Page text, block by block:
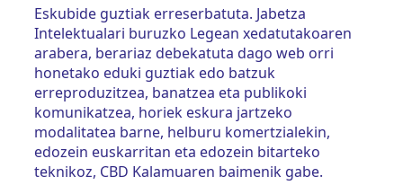
Eskubide guztiak erreserbatuta. Jabetza
Intelektualari buruzko Legean xedatutakoaren
arabera, berariaz debekatuta dago web orri
honetako eduki guztiak edo batzuk
erreproduzitzea, banatzea eta publikoki
komunikatzea, horiek eskura jartzeko
modalitatea barne, helburu komertzialekin,
edozein euskarritan eta edozein bitarteko
teknikoz, CBD Kalamuaren baimenik gabe.